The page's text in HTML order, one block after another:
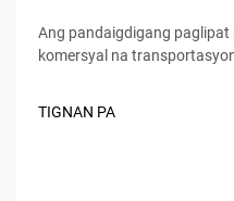
Ang pandaigdigang
komersyal na
TIGNAN PA